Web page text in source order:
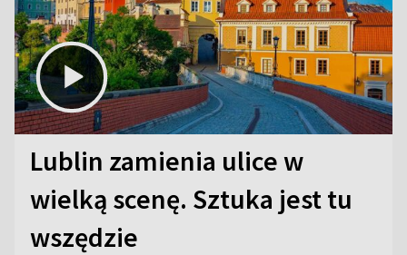
Lublin zamienia ulice w
wielką scenę. Sztuka jest tu
wszędzie